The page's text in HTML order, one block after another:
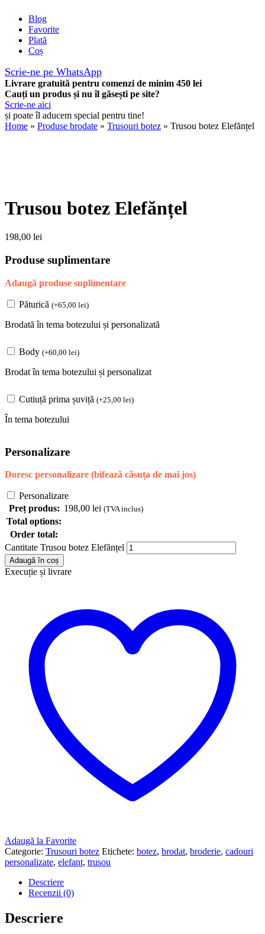
Blog
Favorite
Plată
Coș
Scrie-ne pe WhatsApp
Livrare gratuită pentru comenzi de minim 450 lei
Cauți un produs și nu îl găsești pe site?
Scrie-ne aici
și poate îl aducem special pentru tine!
Home » Produse brodate » Trusouri botez » Trusou botez Elefănțel
Trusou botez Elefănțel
198,00 lei
Produse suplimentare
Adaugă produse suplimentare
Păturică (+65,00 lei)
Brodată în tema botezului și personalizată
Body (+60,00 lei)
Brodat în tema botezului și personalizat
Cutiuță prima șuviță (+25,00 lei)
În tema botezului
Personalizare
Doresc personalizare (bifează căsuța de mai jos)
Personalizare
Preț produs: 198,00 lei (TVA inclus)
Total options:
Order total:
Cantitate Trusou botez Elefănțel
Adaugă în coș
Execuție și livrare
Adaugă la Favorite
Categorie: Trusouri botez Etichete: botez, brodat, broderie, cadouri
personalizate, elefant, trusou
Descriere
Recenzii (0)
Descriere